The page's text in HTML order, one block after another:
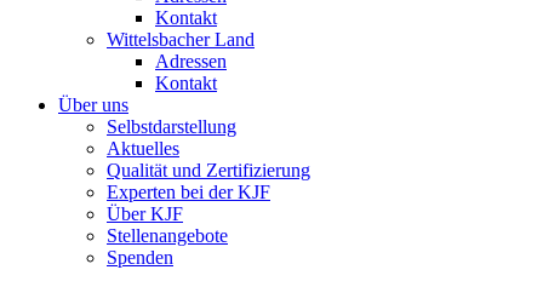
Kontakt
Wittelsbacher Land
Adressen
Kontakt
Über uns
Selbstdarstellung
Aktuelles
Qualität und Zertifizierung
Experten bei der KJF
Über KJF
Stellenangebote
Spenden